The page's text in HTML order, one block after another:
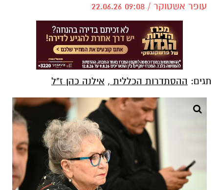
עופר אשטוקר / 09:08 22.06.26
תגים: ההסתדרות הכללית , אילנה כהן ז"ל